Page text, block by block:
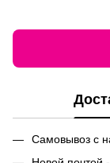
Самовывоз с